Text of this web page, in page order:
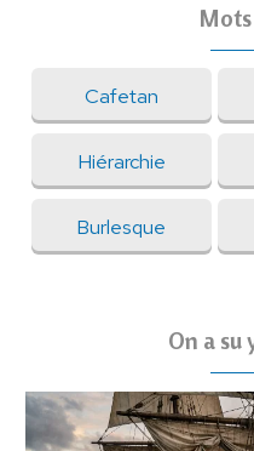
Cafetan
Hiérarchie
Burlesque
On a su